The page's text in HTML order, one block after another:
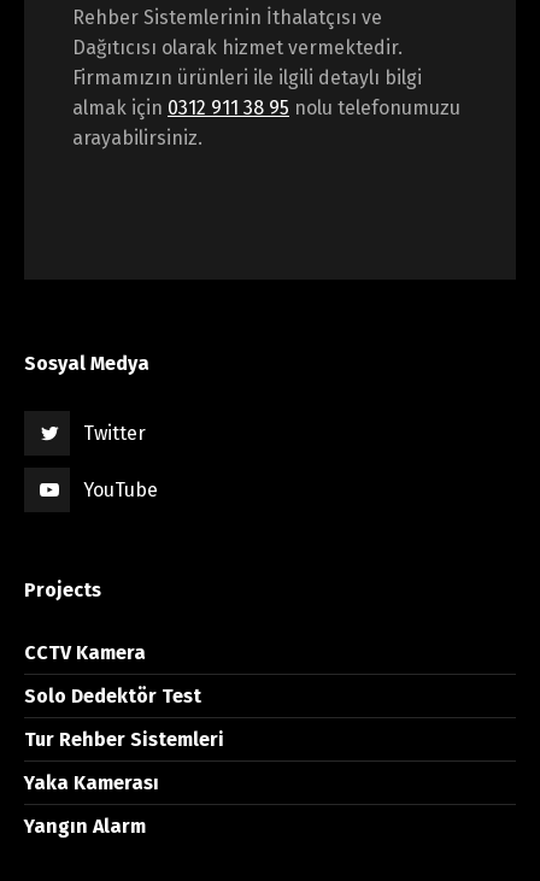
Rehber Sistemlerinin İthalatçısı ve
Dağıtıcısı olarak hizmet vermektedir.
Firmamızın ürünleri ile ilgili detaylı bilgi
almak için 0312 911 38 95 nolu telefonumuzu
arayabilirsiniz.
Sosyal Medya
Twitter
YouTube
Projects
CCTV Kamera
Solo Dedektör Test
Tur Rehber Sistemleri
Yaka Kamerası
Yangın Alarm